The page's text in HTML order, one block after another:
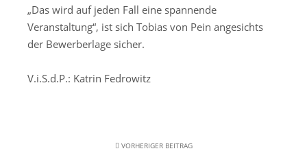
„Das wird auf jeden Fall eine spannende
Veranstaltung“, ist sich Tobias von Pein angesichts
der Bewerberlage sicher.
V.i.S.d.P.: Katrin Fedrowitz
VORHERIGER BEITRAG